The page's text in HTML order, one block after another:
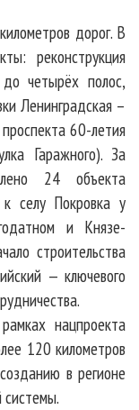
дорог. В
реконструкция
четырёх полос,
Ленинградская –
60-летия
Гаражного). За
24 объекта
к селу Покровка у
и Князе-
строительства
— ключевого
нацпроекта
120 километров
в регионе
системы.